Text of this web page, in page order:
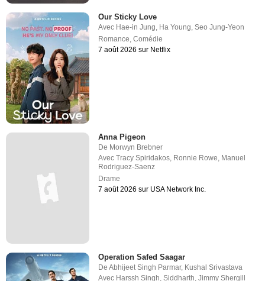
Our Sticky Love
Avec Hae-in Jung Ha Young ,Seo Jung-Yeon
Romance ,Comédie
7 août 2026 sur Netflix
Anna Pigeon
De Morwyn Brebner
AvecTracy Spiridakos, Ronnie Rowe, Manuel
Rodriguez-Saenz
Drame
7 août 2026 sur USA Network Inc.
Operation Safed Saagar
DeAbhijeet Singh Parmar, Kushal Srivastava
Avec Harssh Singh,Siddharth,Jimmy Shergill